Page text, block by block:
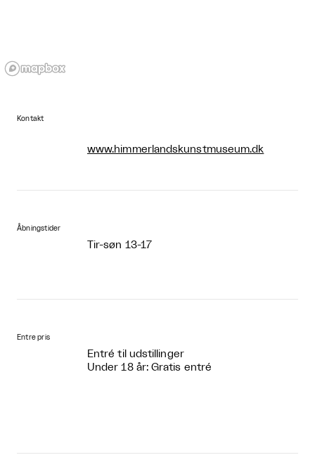
Kontakt
www.himmerlandskunstmuseum.dk
Åbningstider
Tir-søn 13-17
Entre pris
Entré til udstillinger
Under 18 år: Gratis entré